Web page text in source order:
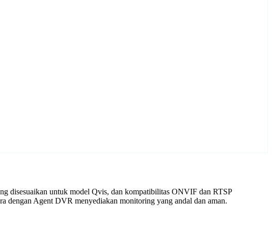
disesuaikan untuk model Qvis, dan kompatibilitas ONVIF dan RTSP
dengan Agent DVR menyediakan monitoring yang andal dan aman.